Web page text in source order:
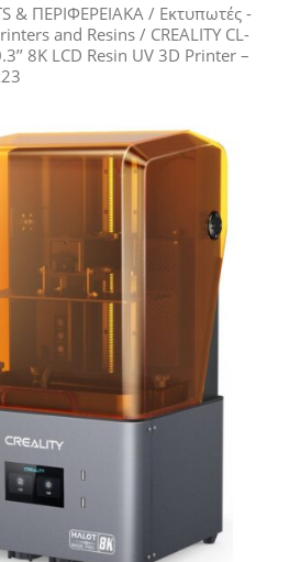
& ΠΕΡΙΦΕΡΕΙΑΚΑ / Εκτυπωτές -
and Resins / CREALITY CL-
8K LCD Resin UV 3D Printer –